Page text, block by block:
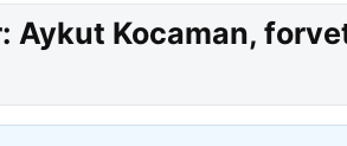
Aykut Kocaman,